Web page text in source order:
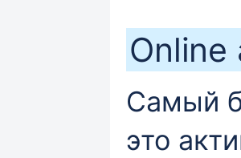
Online
Самый
это